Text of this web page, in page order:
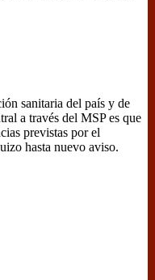
sanitaria del país y de
a través del MSP es que
previstas por el
hasta nuevo aviso.